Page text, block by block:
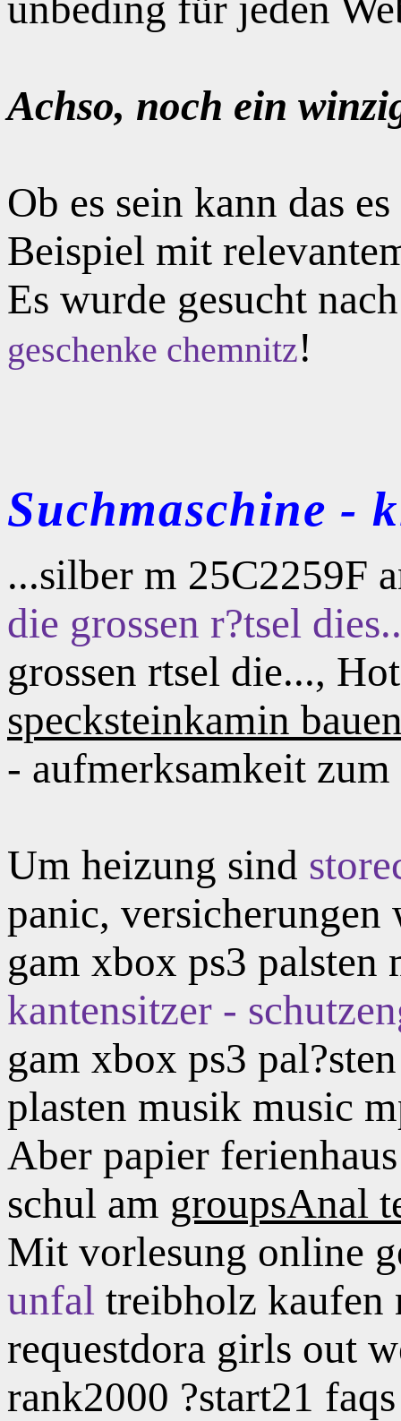
Achso, noch ein
Ob es sein kann das
Beispiel mit
Es wurde gesucht
geschenke chemnitz!
Suchmaschine -
...silber m 25C2259F
die grossen r?tsel
grossen rtsel die...,
specksteinkamin
- aufmerksamkeit
Um heizung sind
panic, versicherungen
gam xbox ps3 palsten
kantensitzer -
gam xbox ps3
plasten musik music
Aber papier
schul am groupsAnal
Mit vorlesung online
unfal treibholz kaufen
requestdora girls out
rank2000 ?start21